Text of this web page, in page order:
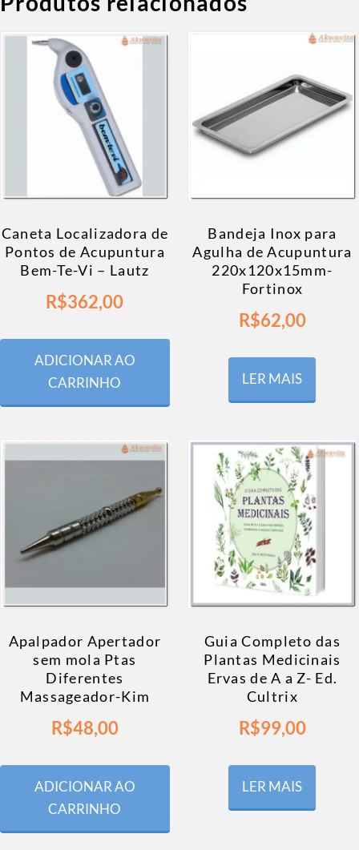
Caneta Localizadora de
Pontos de Acupuntura
Bem-Te-Vi – Lautz
R$362,00
ADICIONAR AO
CARRINHO
Bandeja Inox para
Agulha de Acupuntura
220x120x15mm-
Fortinox
R$62,00
LER MAIS
Apalpador Apertador
sem mola Ptas
Diferentes
Massageador-Kim
R$48,00
ADICIONAR AO
CARRINHO
Guia Completo das
Plantas Medicinais
Ervas de A a Z- Ed.
Cultrix
R$99,00
LER MAIS